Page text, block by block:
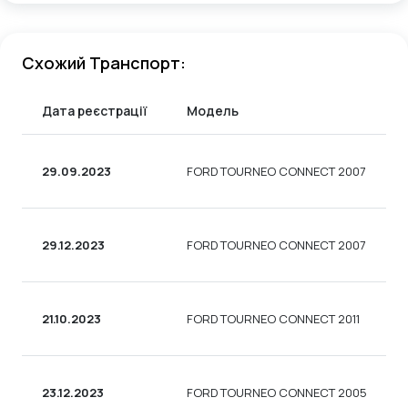
Схожий Транспорт:
Дата реєстрації Модель
29.09.2023 FORD TOURNEO CONNECT 2007
29.12.2023 FORD TOURNEO CONNECT 2007
21.10.2023 FORD TOURNEO CONNECT 2011
23.12.2023 FORD TOURNEO CONNECT 2005